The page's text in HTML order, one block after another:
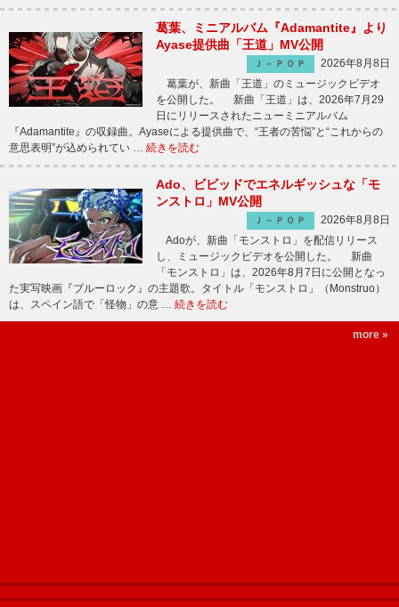
葛葉、ミニアルバム『Adamantite』より
Ayase提供曲「王道」MV公開
Ｊ－ＰＯＰ
2026年8月8日
葛葉が、新曲「王道」のミュージックビデオ
を公開した。 新曲「王道」は、2026年7月29
日にリリースされたニューミニアルバム
『Adamantite』の収録曲。Ayaseによる提供曲で、“王者の苦悩”と“これからの
意思表明”が込められてい … 続きを読む
Ado、ビビッドでエネルギッシュな「モ
ンストロ」MV公開
Ｊ－ＰＯＰ
2026年8月8日
Adoが、新曲「モンストロ」を配信リリース
し、ミュージックビデオを公開した。 新曲
「モンストロ」は、2026年8月7日に公開となっ
た実写映画『ブルーロック』の主題歌。タイトル「モンストロ」（Monstruo）
は、スペイン語で「怪物」の意 … 続きを読む
more »